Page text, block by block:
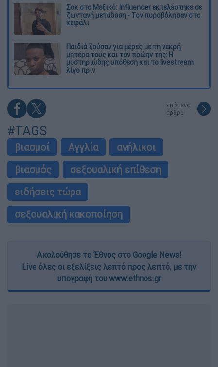
Σοκ στο Μεξικό: Influencer εκτελέστηκε σε
ζωντανή μετάδοση - Τον πυροβόλησαν στο
κεφάλι
Παιδιά ζούσαν για μέρες με τη νεκρή
μητέρα τους και τον πρώην της: Η
μυστηριώδης υπόθεση και το livestream
λίγο πριν
επόμενο
άρθρο
#TAGS
βιασμοί Αγγλία
ανήλικοι
βιασμός
σεξουαλική επίθεση
ειδήσεις τώρα
σεξουαλική κακοποίηση
Ακολούθησε το Έθνος στο Google News!
Live όλες οι εξελίξεις λεπτό προς λεπτό, με την
υπογραφή του www.ethnos.gr